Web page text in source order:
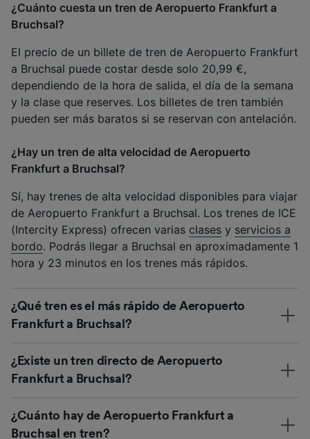
¿Cuánto cuesta un tren de Aeropuerto Frankfurt a
Bruchsal?
El precio de un billete de tren de Aeropuerto Frankfurt
a Bruchsal puede costar desde solo 20,99 €,
dependiendo de la hora de salida, el día de la semana
y la clase que reserves. Los billetes de tren también
pueden ser más baratos si se reservan con antelación.
¿Hay un tren de alta velocidad de Aeropuerto
Frankfurt a Bruchsal?
Sí, hay trenes de alta velocidad disponibles para viajar
de Aeropuerto Frankfurt a Bruchsal. Los trenes de ICE
(Intercity Express) ofrecen varias clases y servicios a
bordo. Podrás llegar a Bruchsal en aproximadamente 1
hora y 23 minutos en los trenes más rápidos.
¿Qué tren es el más rápido de Aeropuerto
Frankfurt a Bruchsal?
¿Existe un tren directo de Aeropuerto
Frankfurt a Bruchsal?
¿Cuánto hay de Aeropuerto Frankfurt a
Bruchsal en tren?